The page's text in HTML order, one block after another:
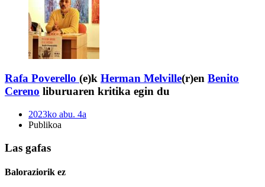
Rafa Poverello (e)k Herman Melville(r)en Benito
Cereno liburuaren kritika egin du
2023ko abu. 4a
Publikoa
Las gafas
Baloraziorik ez